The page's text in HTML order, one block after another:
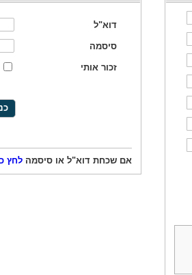
דוא"ל
סיסמה
זכור אותי
אם שכחת דוא"ל או סיסמה לחץ